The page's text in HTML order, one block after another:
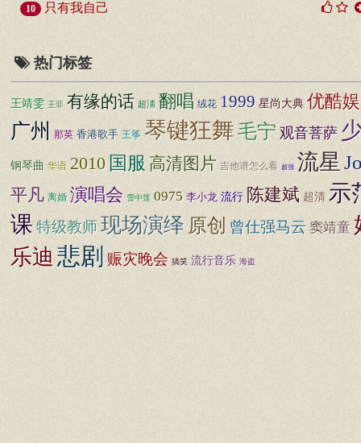
10 只有我自己
热门标签
王靖雯 王菲 有缘的话 超淸 翻唱 绒花 1999 星尚大典 优酷
广州 那英 香港歌手 王筝 琴键狂舞毛宁 观音菩萨
钢琴曲 华语 2010 国服 高清图片 吉他谱怎么看 超强 流星
平凡 离婚 演唱会 雪中莲 0975 李小龙 流行 陈建斌 超清 示
课特级教师现场演绎 原创 曾仕强马云 窦靖童
乐迪 悲剧 赈灾晚会 搞笑 流行音乐 海盗